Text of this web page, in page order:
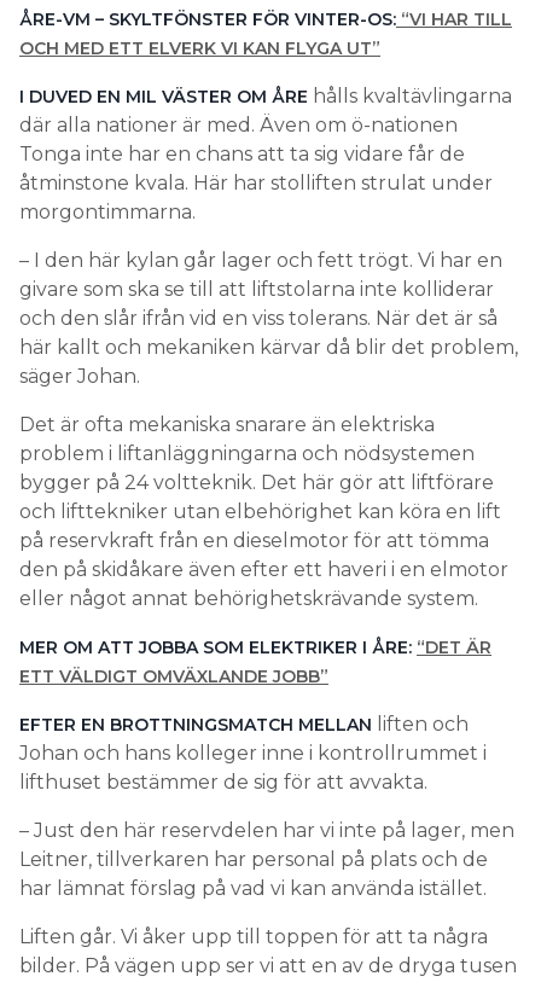
ÅRE-VM – SKYLTFÖNSTER FÖR VINTER-OS: “VI HAR TILL
OCH MED ETT ELVERK VI KAN FLYGA UT”
I DUVED EN MIL VÄSTER OM ÅRE hålls kvaltävlingarna
där alla nationer är med. Även om ö-nationen
Tonga inte har en chans att ta sig vidare får de
åtminstone kvala. Här har stolliften strulat under
morgontimmarna.
– I den här kylan går lager och fett trögt. Vi har en
givare som ska se till att liftstolarna inte kolliderar
och den slår ifrån vid en viss tolerans. När det är så
här kallt och mekaniken kärvar då blir det problem,
säger Johan.
Det är ofta mekaniska snarare än elektriska
problem i liftanläggningarna och nödsystemen
bygger på 24 voltteknik. Det här gör att liftförare
och lifttekniker utan elbehörighet kan köra en lift
på reservkraft från en dieselmotor för att tömma
den på skidåkare även efter ett haveri i en elmotor
eller något annat behörighetskrävande system.
MER OM ATT JOBBA SOM ELEKTRIKER I ÅRE: “DET ÄR
ETT VÄLDIGT OMVÄXLANDE JOBB”
EFTER EN BROTTNINGSMATCH MELLAN liften och
Johan och hans kolleger inne i kontrollrummet i
lifthuset bestämmer de sig för att avvakta.
– Just den här reservdelen har vi inte på lager, men
Leitner, tillverkaren har personal på plats och de
har lämnat förslag på vad vi kan använda istället.
Liften går. Vi åker upp till toppen för att ta några
bilder. På vägen upp ser vi att en av de dryga tusen